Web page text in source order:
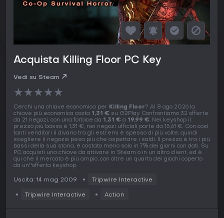
Acquista Killing Floor PC Key
Vedi su Steam
★★★★★
Cerchi una chiave economica per Killing Floor? Al 8 ago 2026 la
chiave più economica costa 1,31 € su G2Play. Confrontiamo 32 offerte
da 21 negozi, con una forbice da 1,31 € a 19,99 €. Nei keyshop il
prezzo più basso è 1,31 €, nei negozi ufficiali parte da 15,61 €. Con così
tanti venditori il divario tra gli estremi è spesso di più volte, quindi
scegliere il negozio pesa più che aspettare i saldi. Il prezzo è tra i più
bassi della sua storia, è costato meno solo in 7% dei giorni con dati. Su
PC acquisti una chiave da attivare in Steam o in un altro client, ed è
qui che il mercato è più ampio, con oltre un quarto dei giochi coperto
da un''offerta keyshop.
Uscita: 14 mag 2009 Tripwire Interactive
Tripwire Interactive Action